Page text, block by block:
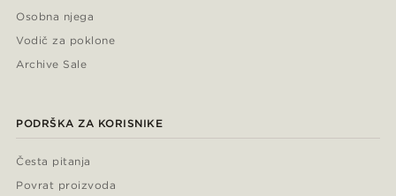
Osobna njega
Vodič za poklone
Archive Sale
PODRŠKA ZA KORISNIKE
Česta pitanja
Povrat proizvoda